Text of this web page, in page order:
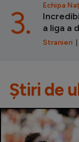
Echipa
a liga a
Stranieri
3.
Știri de